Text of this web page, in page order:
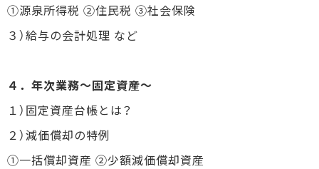
①源泉所得税 ②住民税 ③社会保険
３）給与の会計処理 など
４．年次業務～固定資産～
１）固定資産台帳とは？
２）減価償却の特例
①一括償却資産 ②少額減価償却資産